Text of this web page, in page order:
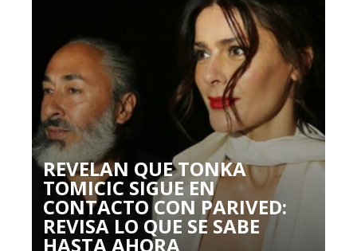
REVELAN QUE TONKA
TOMICIC SIGUE EN
CONTACTO CON PARIVED:
REVISA LO QUE SE SABE
HASTA AHORA